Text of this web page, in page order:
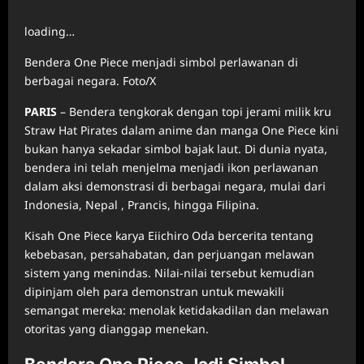
loading…
Bendera One Piece menjadi simbol perlawanan di
berbagai negara. Foto/X
PARIS – Bendera tengkorak dengan topi jerami milik kru
Straw Hat Pirates dalam anime dan manga One Piece kini
bukan hanya sekadar simbol bajak laut. Di dunia nyata,
bendera ini telah menjelma menjadi ikon perlawanan
dalam aksi demonstrasi di berbagai negara, mulai dari
Indonesia, Nepal , Prancis, hingga Filipina.
Kisah One Piece karya Eiichiro Oda bercerita tentang
kebebasan, persahabatan, dan perjuangan melawan
sistem yang menindas. Nilai-nilai tersebut kemudian
dipinjam oleh para demonstran untuk mewakili
semangat mereka: menolak ketidakadilan dan melawan
otoritas yang dianggap menekan.